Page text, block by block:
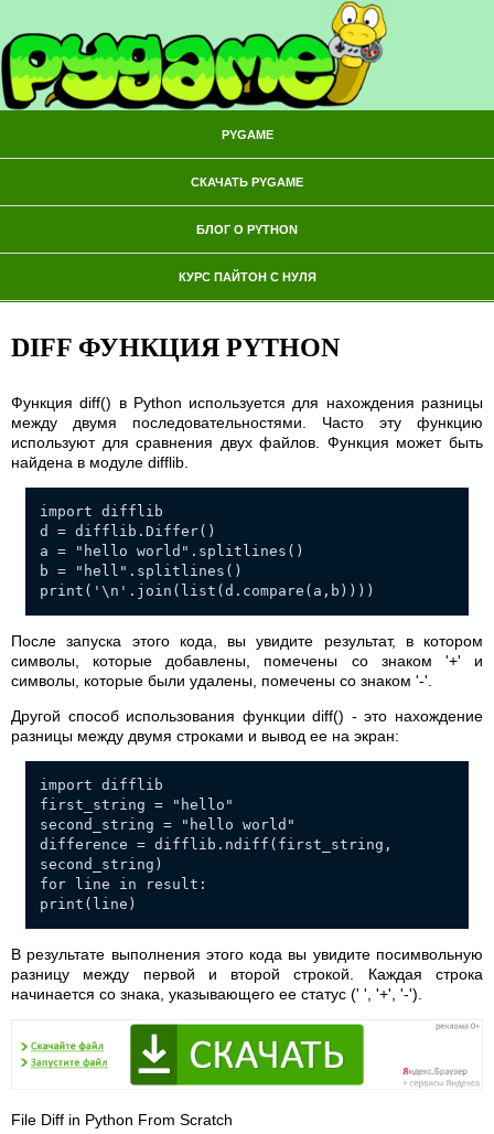
PYGAME
СКАЧАТЬ PYGAME
БЛОГ О PYTHON
КУРС ПАЙТОН С НУЛЯ
DIFF ФУНКЦИЯ PYTHON
Функция diff() в Python используется для нахождения разницы
между двумя последовательностями. Часто эту функцию
используют для сравнения двух файлов. Функция может быть
найдена в модуле difflib.
import difflib
d = difflib.Differ()
a = "hello world".splitlines()
b = "hell".splitlines()
print('\n'.join(list(d.compare(a,b))))
После запуска этого кода, вы увидите результат, в котором
символы, которые добавлены, помечены со знаком '+' и
символы, которые были удалены, помечены со знаком '-'.
Другой способ использования функции diff() - это нахождение
разницы между двумя строками и вывод ее на экран:
import difflib
first_string = "hello"
second_string = "hello world"
difference = difflib.ndiff(first_string,
second_string)
for line in result:
print(line)
В результате выполнения этого кода вы увидите посимвольную
разницу между первой и второй строкой. Каждая строка
начинается со знака, указывающего ее статус (' ', '+', '-').
File Diff in Python From Scratch